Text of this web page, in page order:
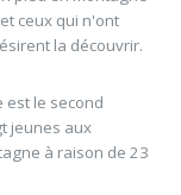
ceux qui n'ont
la découvrir.
est le second
jeunes aux
à raison de 23